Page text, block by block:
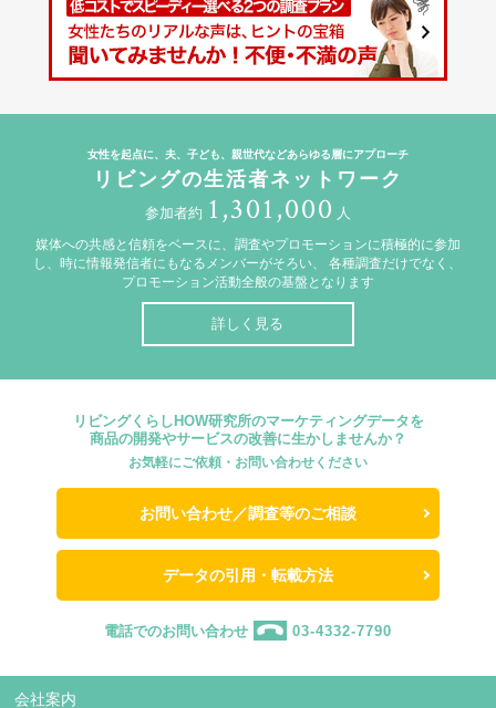
女性を起点に、夫、子ども、親世代などあらゆる層にアプローチ
リビングの生活者ネットワーク
参加者約 1,301,000 人
媒体への共感と信頼をベースに、調査やプロモーションに積極的に参加
し、時に情報発信者にもなるメンバーがそろい、
各種調査だけでなく、
プロモーション活動全般の基盤となります
詳しく見る
リビングくらしHOW研究所のマーケティングデータを
商品の開発やサービスの改善に生かしませんか？
お気軽にご依頼・お問い合わせください
お問い合わせ／調査等のご相談
データの引用・転載方法
電話でのお問い合わせ 03-4332-7790
会社案内